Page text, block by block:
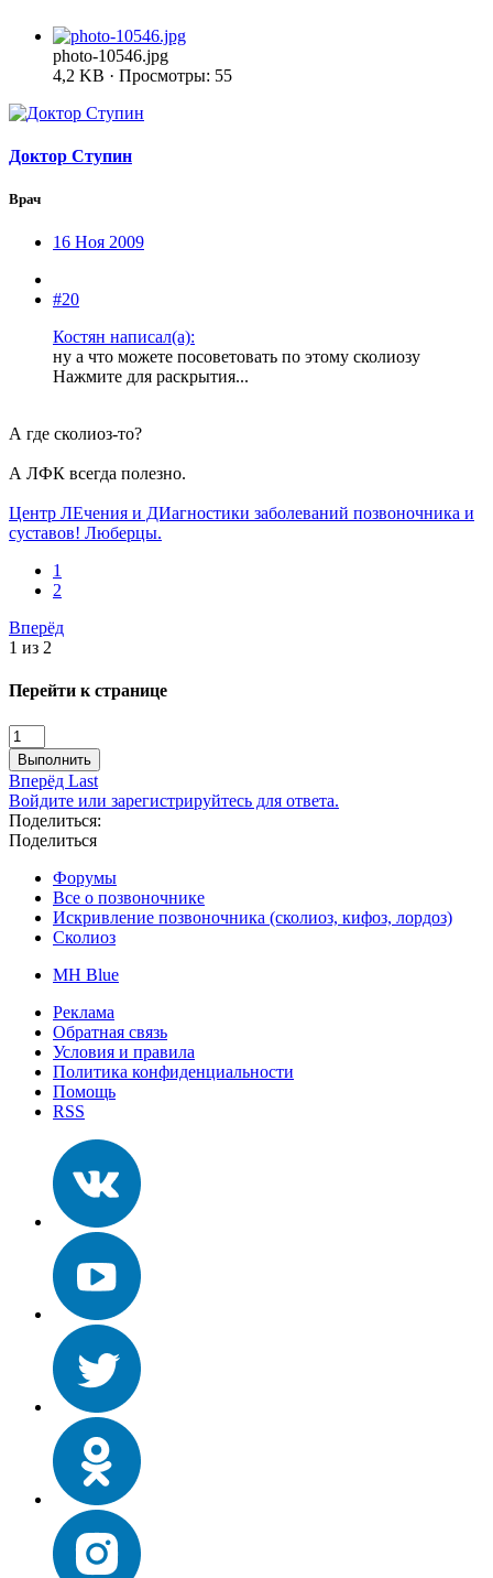
photo-10546.jpg
4,2 KB · Просмотры: 55
Доктор Ступин
Врач
16 Ноя 2009
#20
Костян написал(а):
ну а что можете посоветовать по этому сколиозу
Нажмите для раскрытия...
А где сколиоз-то?
А ЛФК всегда полезно.
Центр ЛЕчения и ДИагностики заболеваний позвоночника и
суставов! Люберцы.
1
2
Вперёд
1 из 2
Перейти к странице
Выполнить
Вперёд Last
Войдите или зарегистрируйтесь для ответа.
Поделиться:
Поделиться
Форумы
Все о позвоночнике
Искривление позвоночника (сколиоз, кифоз, лордоз)
Сколиоз
MH Blue
Реклама
Обратная связь
Условия и правила
Политика конфиденциальности
Помощь
RSS